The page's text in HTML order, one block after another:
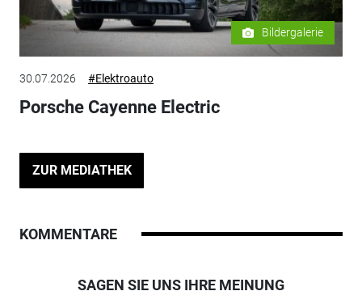
Bildergalerie
30.07.2026 #Elektroauto
Porsche Cayenne Electric
ZUR MEDIATHEK
KOMMENTARE
SAGEN SIE UNS IHRE MEINUNG